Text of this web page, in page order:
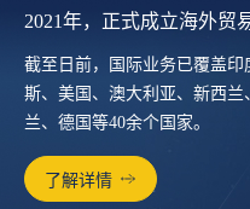
2021年，正式成立海外贸
截至日前，国际业务已覆盖
斯、美国、澳大利亚、新西
兰、德国等40余个国家。
了解详情